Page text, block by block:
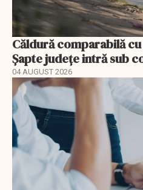
Căldură comparabilă
Șapte județe intră sub
04 AUGUST 2026